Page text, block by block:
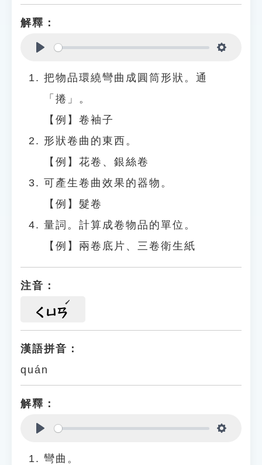
解釋：
把物品環繞彎曲成圓筒形狀。通
「捲」。
【例】卷袖子
形狀卷曲的東西。
【例】花卷、銀絲卷
可產生卷曲效果的器物。
【例】髮卷
量詞。計算成卷物品的單位。
【例】兩卷底片、三卷衛生紙
注音：
ㄑㄩㄢ
漢語拼音：
quán
解釋：
彎曲。